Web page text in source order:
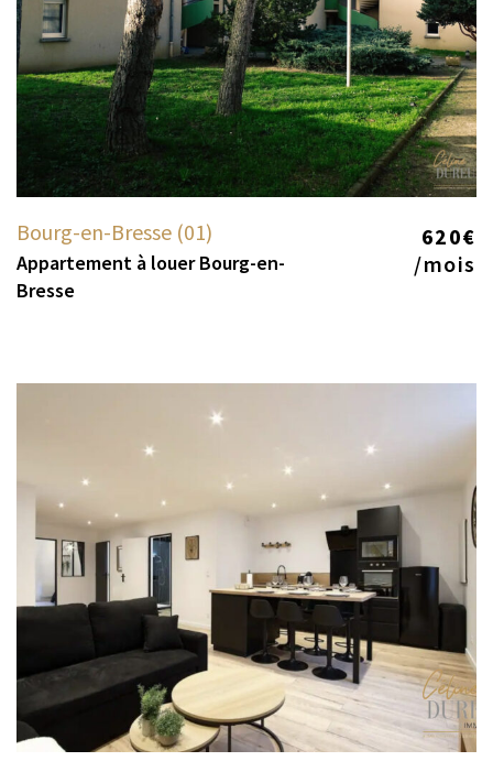
Bourg-en-Bresse (01) 620€
Appartement à louer Bourg-en-
Bresse
/mois